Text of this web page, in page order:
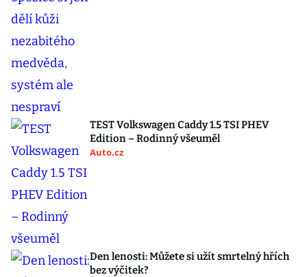
TEST Volkswagen Caddy 1.5 TSI PHEV
Edition – Rodinný všeuměl
Auto.cz
Den lenosti: Můžete si užít smrtelný hřích
bez výčitek?